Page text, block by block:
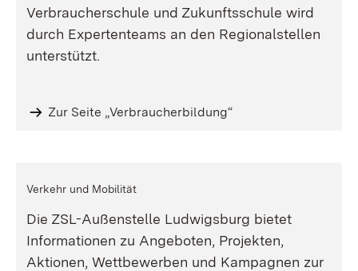
Verbraucherschule und Zukunftsschule wird
durch Expertenteams an den Regionalstellen
unterstützt.
Zur Seite „Verbraucherbildung“
Verkehr und Mobilität
Die ZSL-Außenstelle Ludwigsburg bietet
Informationen zu Angeboten, Projekten,
Aktionen, Wettbewerben und Kampagnen zur